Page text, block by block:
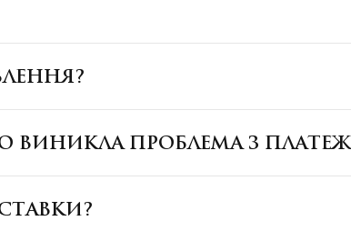
ВИНИКЛА ПРОБЛЕМА З